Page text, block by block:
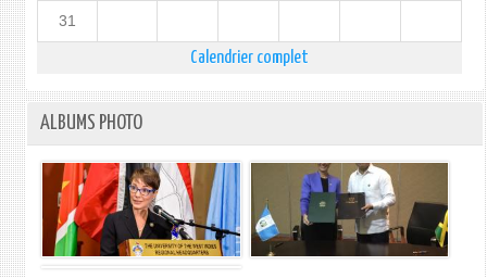
31
Calendrier complet
ALBUMS PHOTO